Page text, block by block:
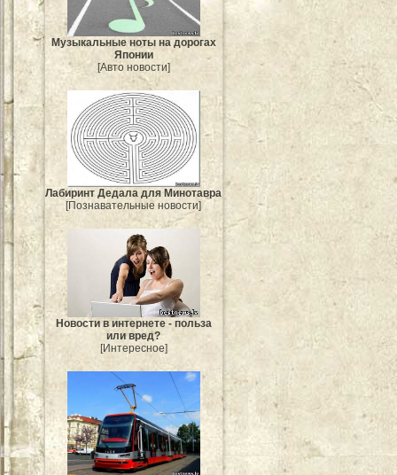
Музыкальные ноты на дорогах
Японии
[Авто новости]
Лабиринт Дедала для Минотавра
[Познавательные новости]
Новости в интернете - польза
или вред?
[Интересное]